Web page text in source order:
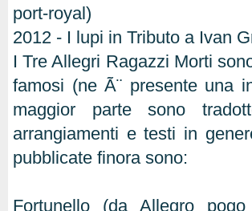
port-royal)
2012 - I lupi in Tributo a Ivan
I Tre Allegri Ragazzi Morti
famosi (ne Ã¨ presente una
maggior parte sono
arrangiamenti e testi in
pubblicate finora sono:
Fortunello (da Allegro